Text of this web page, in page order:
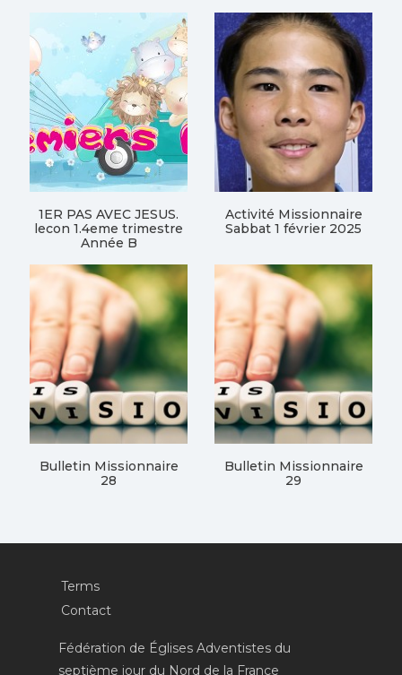
1ER PAS AVEC JESUS.
lecon 1.4eme trimestre
Année B
Activité Missionnaire
Sabbat 1 février 2025
Bulletin Missionnaire
28
Bulletin Missionnaire
29
Fédération de Églises Adventistes du
septième jour du Nord de la France
Terms
Contact